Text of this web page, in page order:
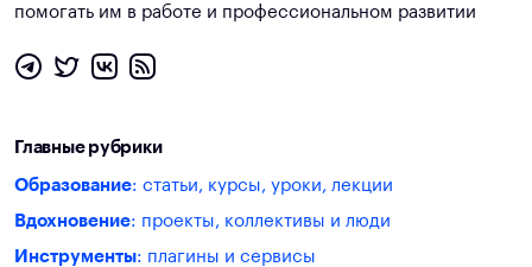
помогать им в работе и профессиональном развитии
Главные рубрики
Образование: статьи, курсы, уроки, лекции
Вдохновение: проекты, коллективы и люди
Инструменты: плагины и сервисы